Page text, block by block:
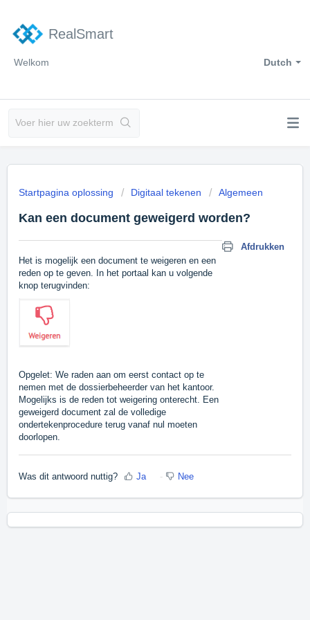
RealSmart
Dutch
Welkom
Startpagina oplossing Digitaal tekenen Algemeen
Kan een document geweigerd worden?
Afdrukken
Het is mogelijk een document te weigeren en een
reden op te geven. In het portaal kan u volgende
knop terugvinden:
Opgelet: We raden aan om eerst contact op te
nemen met de dossierbeheerder van het kantoor.
Mogelijks is de reden tot weigering onterecht. Een
geweigerd document zal de volledige
ondertekenprocedure terug vanaf nul moeten
doorlopen.
Was dit antwoord nuttig? Ja Nee